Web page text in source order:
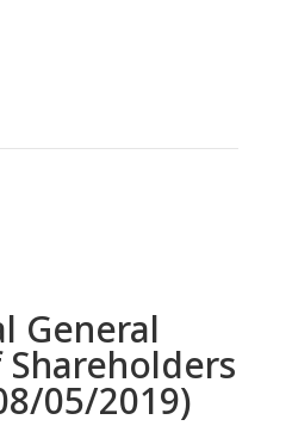
General
05/2019)